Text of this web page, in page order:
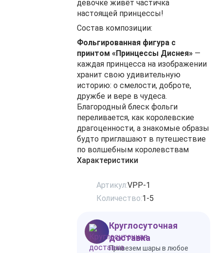
девочке живёт частичка
настоящей принцессы!
Состав композиции:
Фольгированная фигура с
принтом «Принцессы Диснея» —
каждая принцесса на изображении
хранит свою удивительную
историю: о смелости, доброте,
дружбе и вере в чудеса.
Благородный блеск фольги
переливается, как королевские
драгоценности, а знакомые образы
будто приглашают в путешествие
по волшебным королевствам
Характеристики
Артикул:VPP-1
Количество:1-5
Круглосуточная
доставка
Привезем шары в любое